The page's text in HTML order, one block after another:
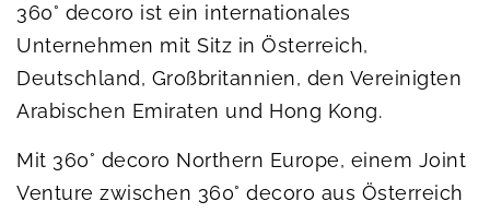
360° decoro ist ein internationales
Unternehmen mit Sitz in Österreich,
Deutschland, Großbritannien, den Vereinigten
Arabischen Emiraten und Hong Kong.
Mit 360° decoro Northern Europe, einem Joint
Venture zwischen 360° decoro aus Österreich